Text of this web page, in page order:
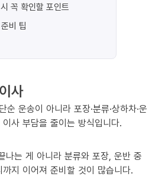
꼭 확인할 포인트
비 팁
사
순 운송이 아니라 포장·분류·상하차·운
사 부담을 줄이는 방식입니다.
나는 게 아니라 분류와 포장, 운반 중
지 이어져 준비할 것이 많습니다.